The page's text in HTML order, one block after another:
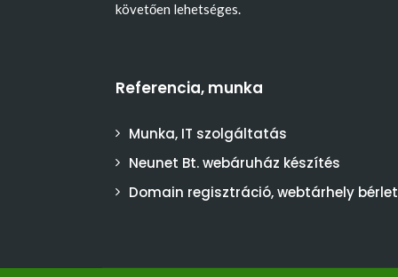
követően lehetséges.
Referencia, munka
Munka, IT szolgáltatás
Neunet Bt. webáruház készítés
Domain regisztráció, webtárhely bérlet